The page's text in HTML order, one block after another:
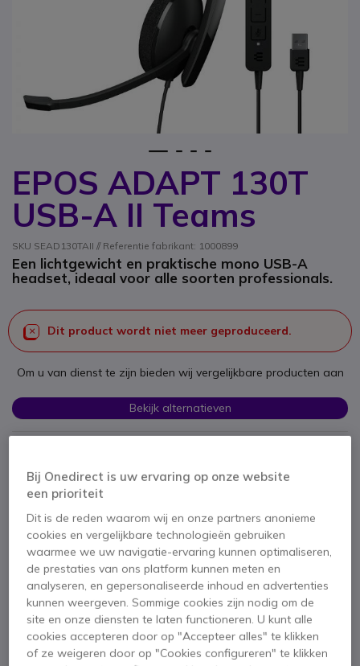
EPOS ADAPT 130T
USB-A II Teams
SKU SEAD130TAII // Referentie fabrikant: 1000899
Een lichtgewicht en praktische mono USB-A
headset, ideaal voor alle soorten professionals.
Dit product wordt niet meer geproduceerd.
Om u van dienst te zijn bieden wij vergelijkbare producten aan
Bekijk alternatieven
Ga naar het begin van de afbeeldingen-gallerij
Productbeschrijving
EPOS ADAPT 130T USB-
A II
Bij Onedirect is uw ervaring op onze website
een prioriteit
Dit is de reden waarom wij en onze partners anonieme
cookies en vergelijkbare technologieën gebruiken
waarmee we uw navigatie-ervaring kunnen optimaliseren,
de prestaties van ons platform kunnen meten en
analyseren, en gepersonaliseerde inhoud en advertenties
kunnen weergeven. Sommige cookies zijn nodig om de
site en onze diensten te laten functioneren. U kunt alle
cookies accepteren door op "Accepteer alles" te klikken
of ze weigeren door op "Cookies configureren" te klikken